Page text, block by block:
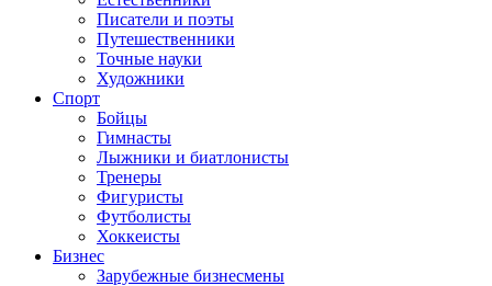
Писатели и поэты
Путешественники
Точные науки
Художники
Спорт
Бойцы
Гимнасты
Лыжники и биатлонисты
Тренеры
Фигуристы
Футболисты
Хоккеисты
Бизнес
Зарубежные бизнесмены